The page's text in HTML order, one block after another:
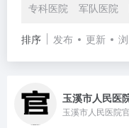
专科医院 军队医院
排序 发布 更新
玉溪市人民医
玉溪市人民医院